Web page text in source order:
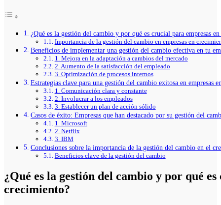
¿Qué es la gestión del cambio y por qué es crucial para empresas
Importancia de la gestión del cambio en empresas en
Beneficios de implementar una gestión del cambio efectiva en tu
1. Mejora en la adaptación a cambios del mercado
2. Aumento de la satisfacción del empleado
3. Optimización de procesos internos
Estrategias clave para una gestión del cambio exitosa en empresas
1. Comunicación clara y constante
2. Involucrar a los empleados
3. Establecer un plan de acción sólido
Casos de éxito: Empresas que han destacado por su gestión del
1. Microsoft
2. Netflix
3. IBM
Conclusiones sobre la importancia de la gestión del cambio en el
Beneficios clave de la gestión del cambio
¿Qué es la gestión del cambio y por qué
crecimiento?